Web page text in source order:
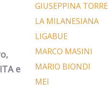
e
GIUSEPPINA TORRE
LA MILANESIANA
LIGABUE
MARCO MASINI
MARIO BIONDI
MEI